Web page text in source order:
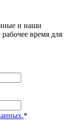
и наши
время для
*